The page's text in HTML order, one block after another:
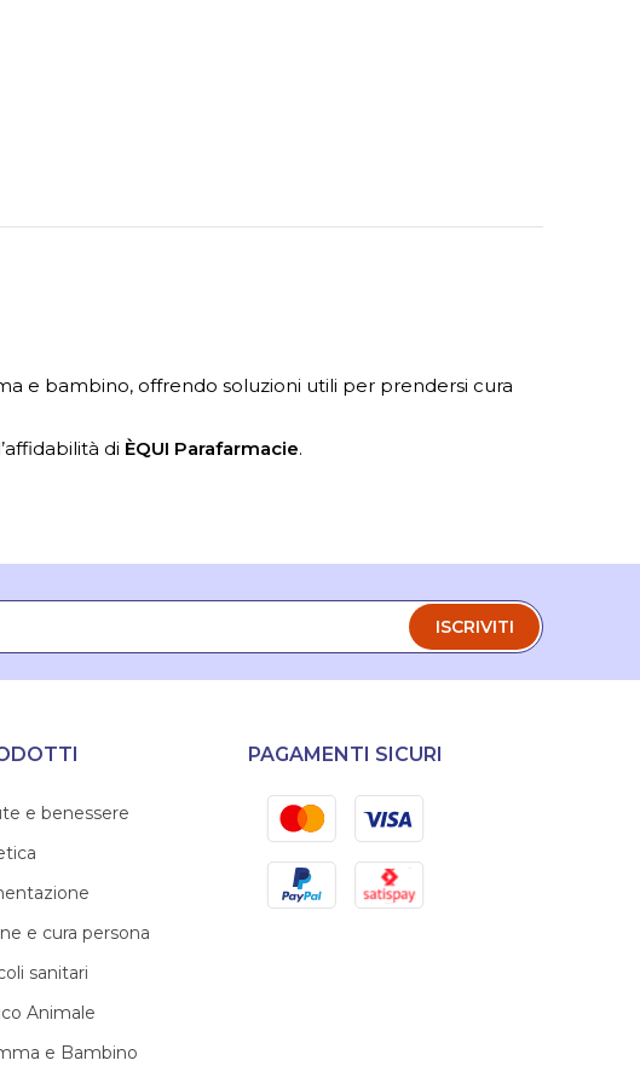
e bambino, offrendo soluzioni utili per prendersi cura
di ÈQUI Parafarmacie.
ISCRIVITI
e benessere
e cura persona
sanitari
Animale
e Bambino
PAGAMENTI SICURI
MastercardVisa
PayPal Satispay